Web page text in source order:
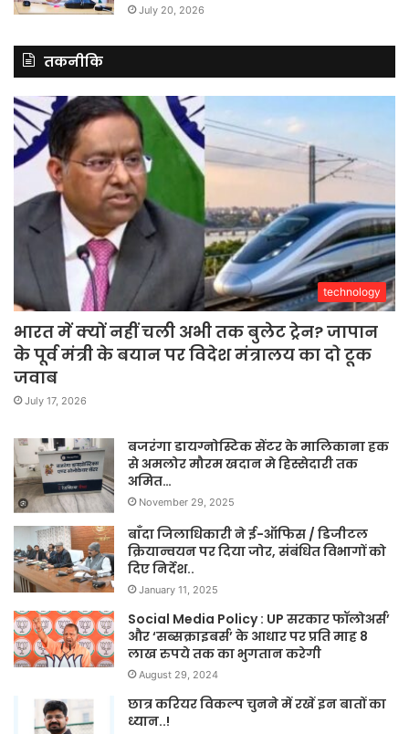
July 20, 2026
तकनीकि
technology
भारत में क्यों नहीं चली अभी तक बुलेट ट्रेन? जापान
के पूर्व मंत्री के बयान पर विदेश मंत्रालय का दो टूक
जवाब
July 17, 2026
बजरंगा डायग्नोस्टिक सेंटर के मालिकाना हक
से अमलोर मौरम खदान मे हिस्सेदारी तक
अमित…
November 29, 2025
बाँदा जिलाधिकारी ने ई-ऑफिस / डिजीटल
क्रियान्वयन पर दिया जोर, संबंधित विभागों को
दिए निर्देश..
January 11, 2025
Social Media Policy : UP सरकार फॉलोअर्स’
और ‘सब्सक्राइबर्स’ के आधार पर प्रति माह 8
लाख रुपये तक का भुगतान करेगी
August 29, 2024
छात्र करियर विकल्प चुनने में रखें इन बातों का
ध्यान..!